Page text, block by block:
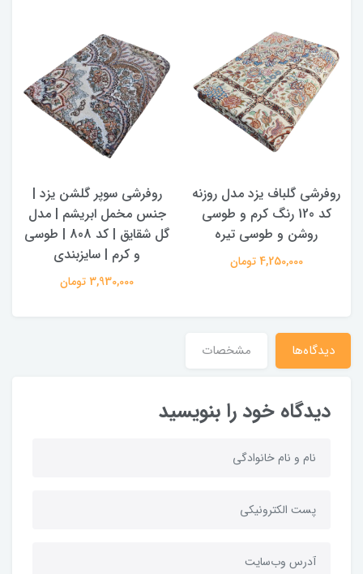
روفرشی گلباف یزد مدل روزنه
کد 120 رنگ کرم و طوسی
روشن و طوسی تیره
4,250,000 تومان
روفرشی سوپر گلشن یزد |
جنس مخمل ابریشم | مدل
گل شقایق | کد 808 | طوسی
و کرم | سایزبندی
3,930,000 تومان
دیدگاه‌ها مشخصات
دیدگاه خود را بنویسید